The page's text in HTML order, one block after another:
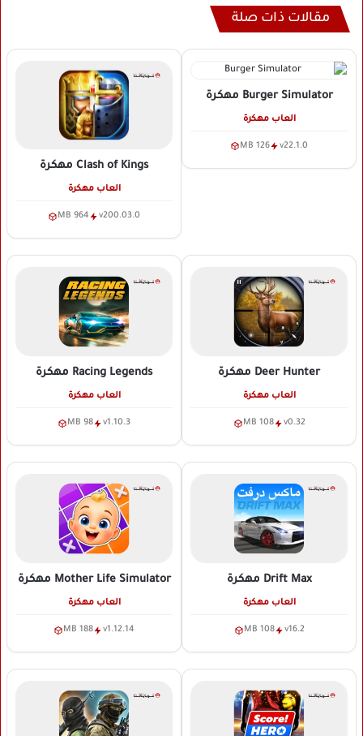
مقالات ذات صلة
Burger Simulator مهكرة
العاب مهكرة
v22.1.0
126 MB
Clash of Kings مهكرة
العاب مهكرة
v200.03.0
964 MB
Deer Hunter مهكرة
العاب مهكرة
v0.32
108 MB
Racing Legends مهكرة
العاب مهكرة
v1.10.3
98 MB
Drift Max مهكرة
العاب مهكرة
v16.2
108 MB
Mother Life Simulator مهكرة
العاب مهكرة
v1.12.14
188 MB